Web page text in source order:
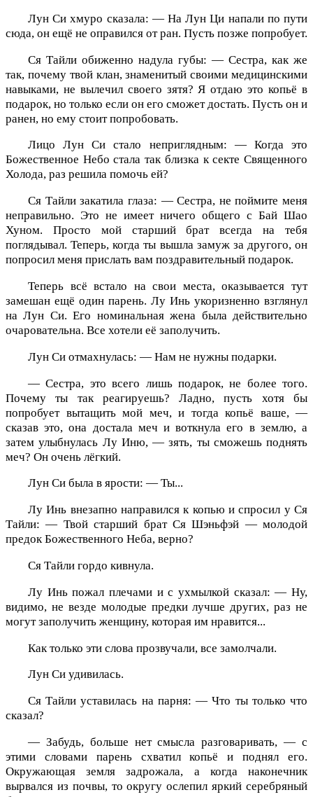
Лун Си хмуро сказала: — На Лун Ци напали по пути
сюда, он ещё не оправился от ран. Пусть позже попробует.
Ся Тайли обиженно надула губы: — Сестра, как же
так, почему твой клан, знаменитый своими медицинскими
навыками, не вылечил своего зятя? Я отдаю это копьё в
подарок, но только если он его сможет достать. Пусть он и
ранен, но ему стоит попробовать.
Лицо Лун Си стало неприглядным: — Когда это
Божественное Небо стала так близка к секте Священного
Холода, раз решила помочь ей?
Ся Тайли закатила глаза: — Сестра, не поймите меня
неправильно. Это не имеет ничего общего с Бай Шао
Хуном. Просто мой старший брат всегда на тебя
поглядывал. Теперь, когда ты вышла замуж за другого, он
попросил меня прислать вам поздравительный подарок.
Теперь всё встало на свои места, оказывается тут
замешан ещё один парень. Лу Инь укоризненно взглянул
на Лун Си. Его номинальная жена была действительно
очаровательна. Все хотели её заполучить.
Лун Си отмахнулась: — Нам не нужны подарки.
— Сестра, это всего лишь подарок, не более того.
Почему ты так реагируешь? Ладно, пусть хотя бы
попробует вытащить мой меч, и тогда копьё ваше, —
сказав это, она достала меч и воткнула его в землю, а
затем улыбнулась Лу Иню, — зять, ты сможешь поднять
меч? Он очень лёгкий.
Лун Си была в ярости: — Ты...
Лу Инь внезапно направился к копью и спросил у Ся
Тайли: — Твой старший брат Ся Шэньфэй — молодой
предок Божественного Неба, верно?
Ся Тайли гордо кивнула.
Лу Инь пожал плечами и с ухмылкой сказал: — Ну,
видимо, не везде молодые предки лучше других, раз не
могут заполучить женщину, которая им нравится...
Как только эти слова прозвучали, все замолчали.
Лун Си удивилась.
Ся Тайли уставилась на парня: — Что ты только что
сказал?
— Забудь, больше нет смысла разговаривать, — с
этими словами парень схватил копьё и поднял его.
Окружающая земля задрожала, а когда наконечник
вырвался из почвы, то округу ослепил яркий серебряный